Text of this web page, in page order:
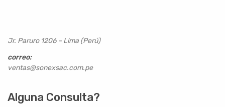
Jr. Paruro 1206 – Lima (Perú)
correo:
ventas@sonexsac.com.pe
Alguna Consulta?